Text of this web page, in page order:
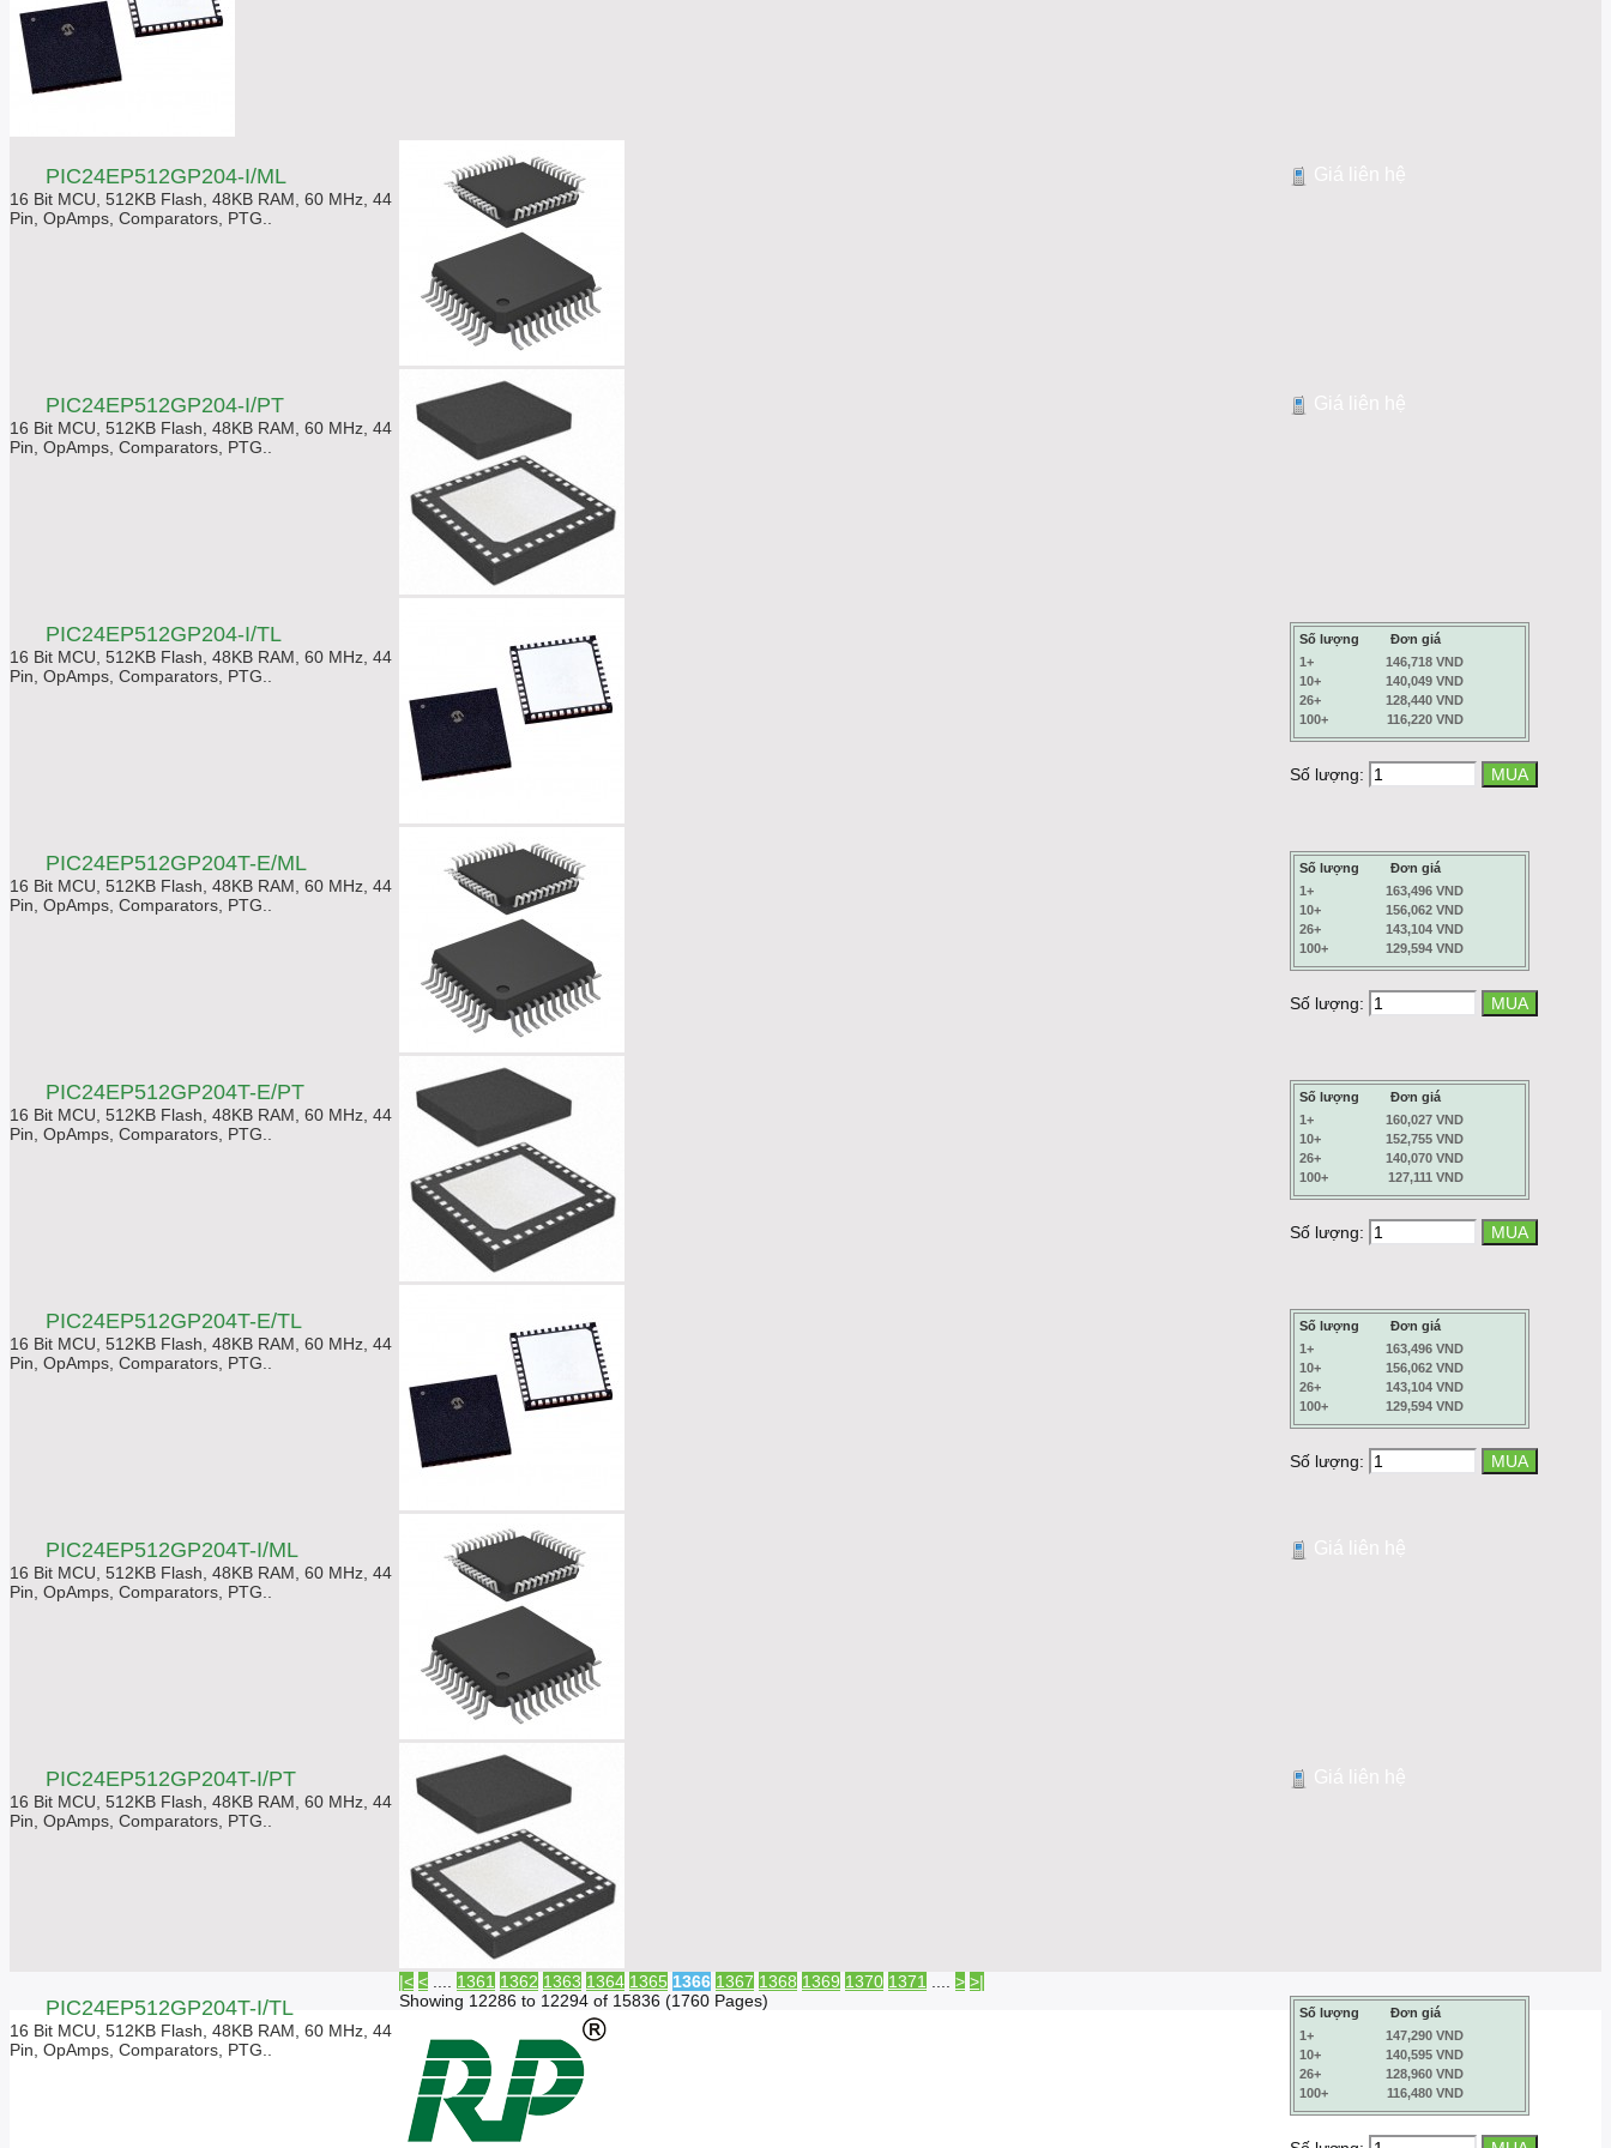
PIC24EP512GP204-I/ML
16 Bit MCU, 512KB Flash, 48KB RAM, 60 MHz, 44
Pin, OpAmps, Comparators, PTG..
Giá liên hệ
PIC24EP512GP204-I/PT
16 Bit MCU, 512KB Flash, 48KB RAM, 60 MHz, 44
Pin, OpAmps, Comparators, PTG..
Giá liên hệ
PIC24EP512GP204-I/TL
16 Bit MCU, 512KB Flash, 48KB RAM, 60 MHz, 44
Pin, OpAmps, Comparators, PTG..
Số lượng
Đơn giá
1+
146,718 VND
10+
140,049 VND
26+
128,440 VND
100+
116,220 VND
Số lượng:
PIC24EP512GP204T-E/ML
16 Bit MCU, 512KB Flash, 48KB RAM, 60 MHz, 44
Pin, OpAmps, Comparators, PTG..
Số lượng
Đơn giá
1+
163,496 VND
10+
156,062 VND
26+
143,104 VND
100+
129,594 VND
Số lượng:
PIC24EP512GP204T-E/PT
16 Bit MCU, 512KB Flash, 48KB RAM, 60 MHz, 44
Pin, OpAmps, Comparators, PTG..
Số lượng
Đơn giá
1+
160,027 VND
10+
152,755 VND
26+
140,070 VND
100+
127,111 VND
Số lượng:
PIC24EP512GP204T-E/TL
16 Bit MCU, 512KB Flash, 48KB RAM, 60 MHz, 44
Pin, OpAmps, Comparators, PTG..
Số lượng
Đơn giá
1+
163,496 VND
10+
156,062 VND
26+
143,104 VND
100+
129,594 VND
Số lượng:
PIC24EP512GP204T-I/ML
16 Bit MCU, 512KB Flash, 48KB RAM, 60 MHz, 44
Pin, OpAmps, Comparators, PTG..
Giá liên hệ
PIC24EP512GP204T-I/PT
16 Bit MCU, 512KB Flash, 48KB RAM, 60 MHz, 44
Pin, OpAmps, Comparators, PTG..
Giá liên hệ
PIC24EP512GP204T-I/TL
16 Bit MCU, 512KB Flash, 48KB RAM, 60 MHz, 44
Pin, OpAmps, Comparators, PTG..
Số lượng
Đơn giá
1+
147,290 VND
10+
140,595 VND
26+
128,960 VND
100+
116,480 VND
|< < 1361 1362 1363 1364 1365 1366 1367 1368 1369 1370 1371 > >|
Showing 12286 to 12294 of 15836 (1760 Pages)